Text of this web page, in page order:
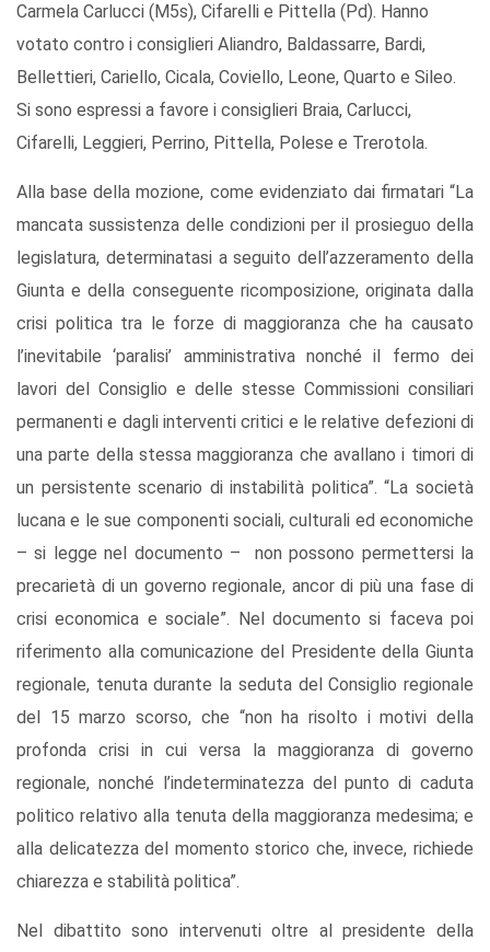
Carmela Carlucci (M5s), Cifarelli e Pittella (Pd). Hanno
votato contro i consiglieri Aliandro, Baldassarre, Bardi,
Bellettieri, Cariello, Cicala, Coviello, Leone, Quarto e Sileo.
Si sono espressi a favore i consiglieri Braia, Carlucci,
Cifarelli, Leggieri, Perrino, Pittella, Polese e Trerotola.
Alla base della mozione, come evidenziato dai firmatari “La
mancata sussistenza delle condizioni per il prosieguo della
legislatura, determinatasi a seguito dell’azzeramento della
Giunta e della conseguente ricomposizione, originata dalla
crisi politica tra le forze di maggioranza che ha causato
l’inevitabile ‘paralisi’ amministrativa nonché il fermo dei
lavori del Consiglio e delle stesse Commissioni consiliari
permanenti e dagli interventi critici e le relative defezioni di
una parte della stessa maggioranza che avallano i timori di
un persistente scenario di instabilità politica”. “La società
lucana e le sue componenti sociali, culturali ed economiche
– si legge nel documento – non possono permettersi la
precarietà di un governo regionale, ancor di più una fase di
crisi economica e sociale”. Nel documento si faceva poi
riferimento alla comunicazione del Presidente della Giunta
regionale, tenuta durante la seduta del Consiglio regionale
del 15 marzo scorso, che “non ha risolto i motivi della
profonda crisi in cui versa la maggioranza di governo
regionale, nonché l’indeterminatezza del punto di caduta
politico relativo alla tenuta della maggioranza medesima; e
alla delicatezza del momento storico che, invece, richiede
chiarezza e stabilità politica”.
Nel dibattito sono intervenuti oltre al presidente della